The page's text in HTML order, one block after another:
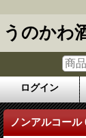
うのかわ
ログイン
ノンアルコー